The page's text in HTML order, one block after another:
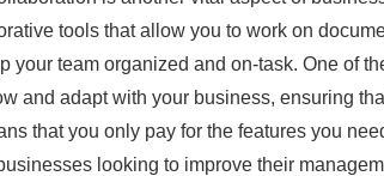
tools that allow you to work on
your team organized and on-task. One of
and adapt with your business, ensuring
that you only pay for the features you
looking to improve their